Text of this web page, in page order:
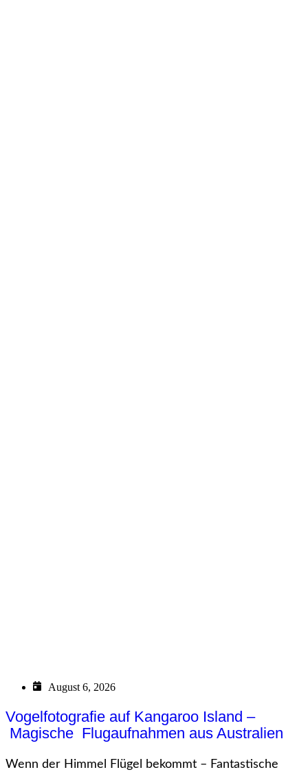
August 6, 2026
Vogelfotografie auf Kangaroo Island –
Magische Flugaufnahmen aus Australien
Wenn der Himmel Flügel bekommt – Fantastische